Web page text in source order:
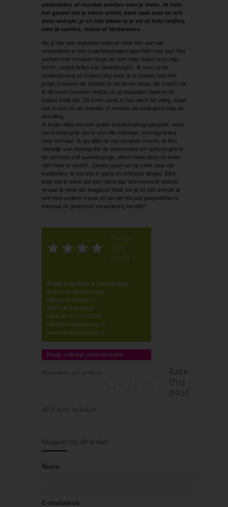
ontevreden of onzeker worden over je leven. Je hebt
het gevoel dat je tekort schiet, bent vaak moe en wilt
meer energie, je zit niet lekker in je vel of hebt twijfels
over je carrière, relatie of kinderwens.
Als jij hier ook tegenaan loopt en daar iets aan wilt
veranderen is een coachingstraject geschikt voor jou! ‘Het
werken met vrouwen loopt als een rode draad door mijn
leven’, vertelt Anika van Steenbergen. ‘Ik kom uit de
kinderopvang en kraamzorg waar ik te maken had met
jonge vrouwen die midden in het leven staan. Als coach zie
ik dit soort vrouwen omdat ze op bepaalde vlakken de
balans kwijt zijn. Dit komt soms in hun werk tot uiting, maar
ook in hun rol als moeder of rondom de zwangerschap en
bevalling.
Ik begin altijd met een gratis kennismakingsgesprek, want
het is belangrijk dat er een klik ontstaat’, vervolgt Anika
haar verhaal. ‘Ik ga altijd uit van iemands kracht. Ik ben
namelijk van mening dat de antwoorden en oplossingen in
de persoon zelf aanwezig zijn, alleen weet deze ze even
niet meer te vinden. Samen gaan we op zoek naar die
kwaliteiten. Ik zet iets in gang en ontketen dingen. Elke
keer dat ik merk dat een cliënt dat ‘aha-moment’ beleeft,
ervaar ik weer als magisch! Vaak zie je na één sessie al
een heel andere vrouw en na vier tot zes gesprekken is
meestal de gewenste verandering bereikt!’
Anika Coaching & Counseling
Anika van Steenbergen
Nieuwe Parklaan 17
2597 LA Den Haag
telefoon 06-17506376
info@ikhelpjouopweg.nl
www.ikhelpjouopweg.nl
Bekijk volledige publicatie/editie
Waardeer dit artikel:
Rate
this
post
4516 keer bekeken
Reageer op dit artikel
Naam
E-mailadres